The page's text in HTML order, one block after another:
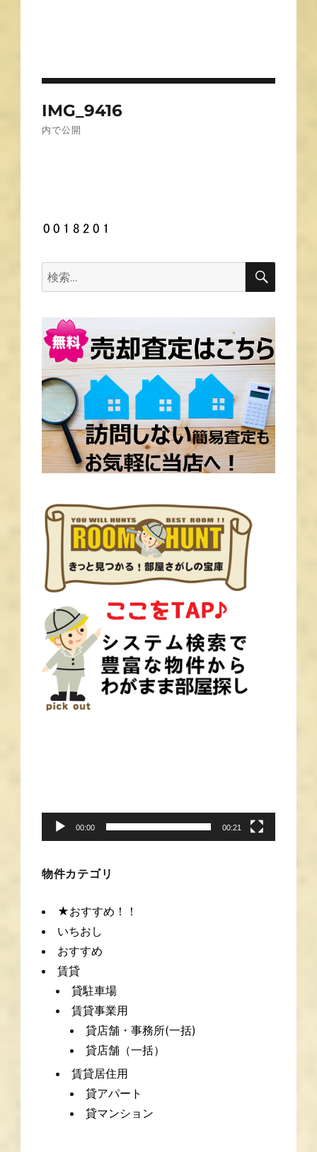
稿
シ
ン
IMG_9416
内で公開
ヤ
ー
00:00 00:21
物件カテゴリ
★おすすめ！！
いちおし
おすすめ
賃貸
貸駐車場
賃貸事業用
貸店舗・事務所(一括)
貸店舗（一括）
賃貸居住用
貸アパート
貸マンション